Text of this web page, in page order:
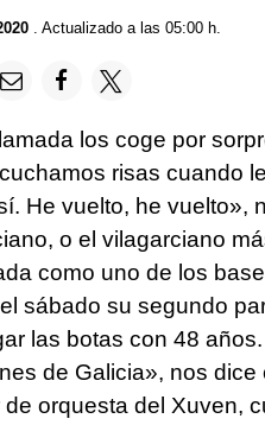
. Actualizado a las 05:00 h.
los coge por
risas cuando
He vuelto, he vuelto»,
o el vilagarciano
como uno de los
sábado su segundo
las botas con 48
de Galicia», nos dice
de orquesta del Xuven,